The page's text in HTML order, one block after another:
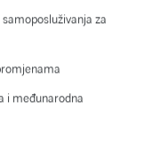
za
i međunarodna